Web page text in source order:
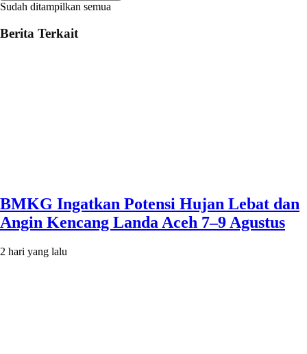
Sudah ditampilkan semua
Berita Terkait
BMKG Ingatkan Potensi Hujan Lebat dan
Angin Kencang Landa Aceh 7–9 Agustus
2 hari yang lalu